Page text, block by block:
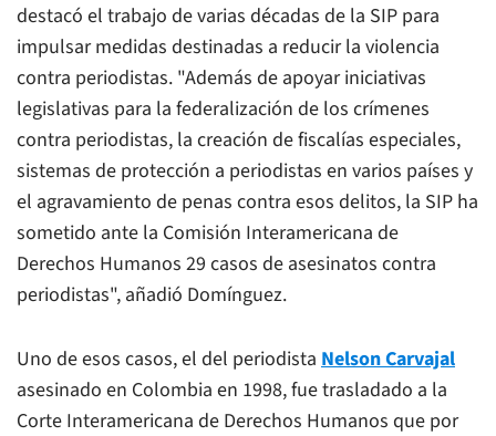
destacó el trabajo de varias décadas de la SIP para
impulsar medidas destinadas a reducir la violencia
contra periodistas. "Además de apoyar iniciativas
legislativas para la federalización de los crímenes
contra periodistas, la creación de fiscalías especiales,
sistemas de protección a periodistas en varios países y
el agravamiento de penas contra esos delitos, la SIP ha
sometido ante la Comisión Interamericana de
Derechos Humanos 29 casos de asesinatos contra
periodistas", añadió Domínguez.
Uno de esos casos, el del periodista Nelson Carvajal
asesinado en Colombia en 1998, fue trasladado a la
Corte Interamericana de Derechos Humanos que por